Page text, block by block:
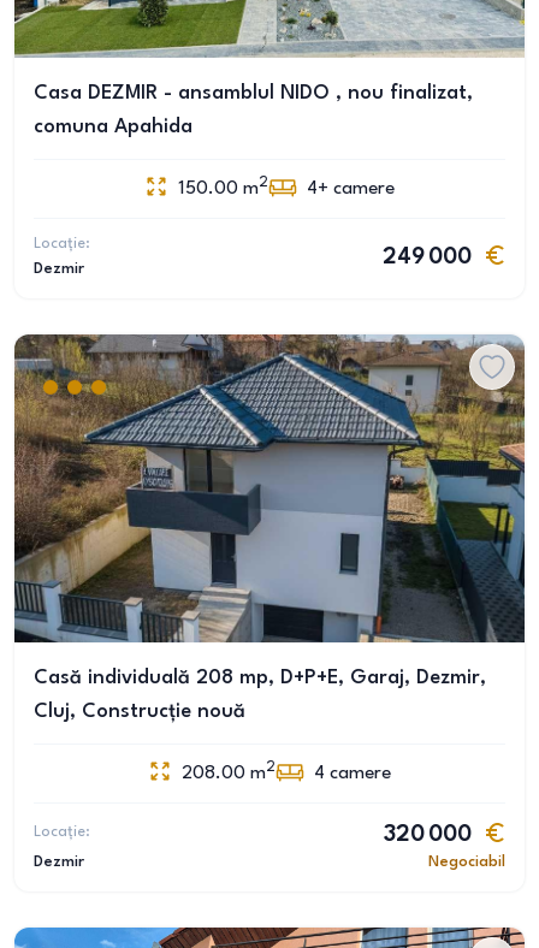
Casa DEZMIR - ansamblul NIDO , nou finalizat,
comuna Apahida
150.00 m2 4+ camere
Locație:
Dezmir
249 000
Casă individuală 208 mp, D+P+E, Garaj, Dezmir,
Cluj, Construcție nouă
208.00 m2 4 camere
Locație:
Dezmir
320 000
Negociabil